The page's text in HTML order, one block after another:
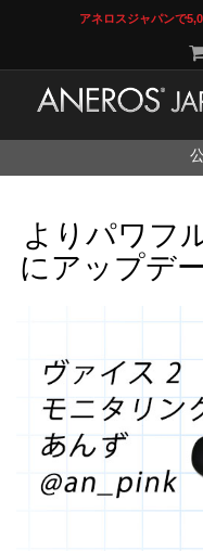
アネロスジャパンで
よりパワフ
にアップデ